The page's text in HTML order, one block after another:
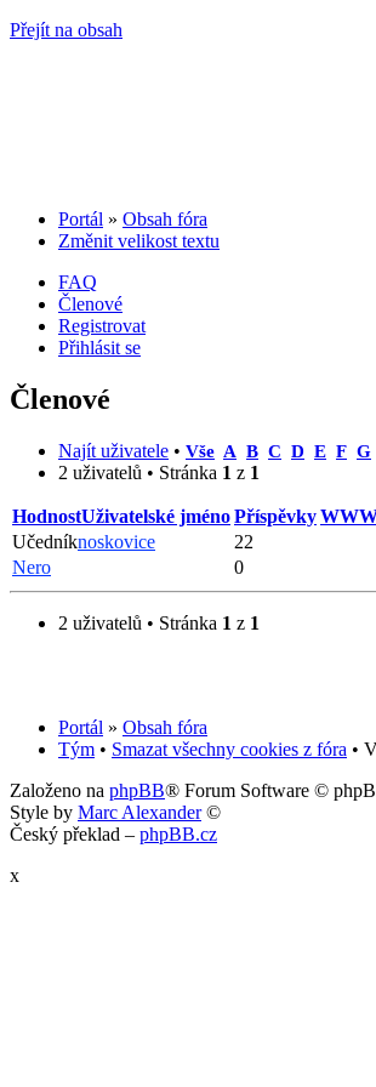
Přejít na obsah
Portál » Obsah fóra
Změnit velikost textu
FAQ
Členové
Registrovat
Přihlásit se
Členové
Najít uživatele • Vše A B C D E F G
2 uživatelů • Stránka 1 z 1
HodnostUživatelské jménoPříspěvkyWWW
Učedníknoskovice 22
Nero
0
2 uživatelů • Stránka 1 z 1
Portál » Obsah fóra
Tým • Smazat všechny cookies z fóra •
Založeno na phpBB® Forum Software ©
Style by Marc Alexander©
Český překlad – phpBB.cz
x